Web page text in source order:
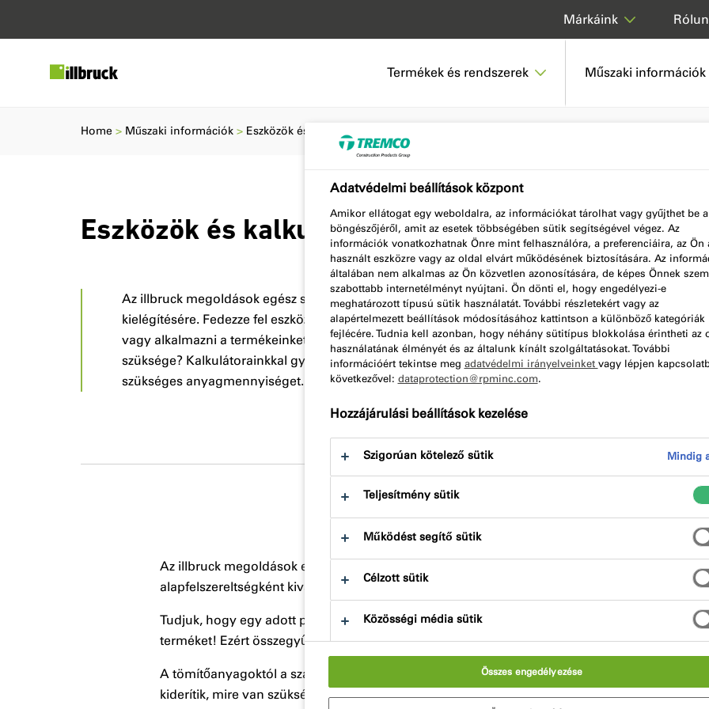
Termékek és rendszerek Műszaki információk
Márkáink
Eszközök és kalkulátorok
Az illbruck megoldások egész sorát kínálja az Ön igényeinek
kielégítésére. Fedezze fel eszközeinket, amelyek segítenek kiválasztani
vagy alkalmazni a termékeinket. Anyagszükséglet-becslésre van
szüksége? Kalkulátorainkkal gyorsan és könnyedén kiszámolhatja a
szükséges anyagmennyiséget.
Home Műszaki információk Eszközök és kalkulátorok
Az illbruck megoldások egész sorát kínálja a különböző projektek igényeihez. Nagy
alapfelszereltségként kiváló szolgáltatást és támogatást nyújtanak.
Tudjuk, hogy egy adott projekthez nem mindig egyszerű megtalálni a megfelelő megoldást
terméket! Ezért összegyűjtöttünk néhány hasznos eszközt, amelyek segítenek Önnek.
A tömítőanyagoktól a szalagokig, az alapozóktól a habokig – egyszerűen használható
kiderítik, mire van szüksége projektjéhez, a nap és az éjszaka bármely szakában.
Adatvédelmi beállítások központ
Amikor ellátogat egy weboldalra, az információkat tárolhat vagy gyűjthet be a
böngészőjéről, amit az esetek többségében sütik segítségével végez. Az
információk vonatkozhatnak Önre mint felhasználóra, a preferenciáira, az Ön
használt eszközre vagy az oldal elvárt működésének biztosítására. Az
általában nem alkalmas az Ön közvetlen azonosítására, de képes Önnek
szabottabb internetélményt nyújtani. Ön dönti el, hogy engedélyezi-e
meghatározott típusú sütik használatát. További részletekért vagy az
alapértelmezett beállítások módosításához kattintson a különböző kategóriák
fejlécére. Tudnia kell azonban, hogy néhány sütitípus blokkolása érintheti az
használatának élményét és az általunk kínált szolgáltatásokat. További
információért tekintse meg adatvédelmi irányelveinket vagy lépjen
következővel: dataprotection@rpminc.com.
Hozzájárulási beállítások kezelése
Szigorúan kötelező sütik Mindig
Teljesítmény sütik
Működést segítő sütik
Célzott sütik
Közösségi média sütik
Összes engedélyezése